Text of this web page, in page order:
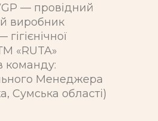
— провідний
виробник
«RUTA»
команду:
Менеджера
Сумська області)